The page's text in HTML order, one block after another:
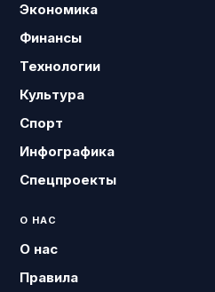
Экономика
Финансы
Технологии
Культура
Спорт
Инфографика
Спецпроекты
О НАС
О нас
Правила